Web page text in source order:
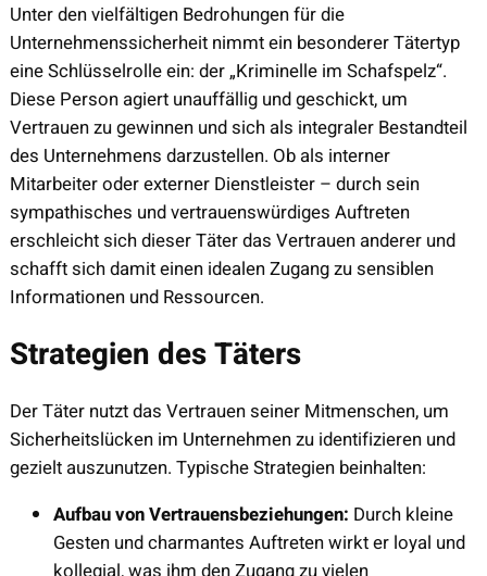
Unter den vielfältigen Bedrohungen für die
Unternehmenssicherheit nimmt ein besonderer Tätertyp
eine Schlüsselrolle ein: der „Kriminelle im Schafspelz“.
Diese Person agiert unauffällig und geschickt, um
Vertrauen zu gewinnen und sich als integraler Bestandteil
des Unternehmens darzustellen. Ob als interner
Mitarbeiter oder externer Dienstleister – durch sein
sympathisches und vertrauenswürdiges Auftreten
erschleicht sich dieser Täter das Vertrauen anderer und
schafft sich damit einen idealen Zugang zu sensiblen
Informationen und Ressourcen.
Strategien des Täters
Der Täter nutzt das Vertrauen seiner Mitmenschen, um
Sicherheitslücken im Unternehmen zu identifizieren und
gezielt auszunutzen. Typische Strategien beinhalten:
Aufbau von Vertrauensbeziehungen: Durch kleine
Gesten und charmantes Auftreten wirkt er loyal und